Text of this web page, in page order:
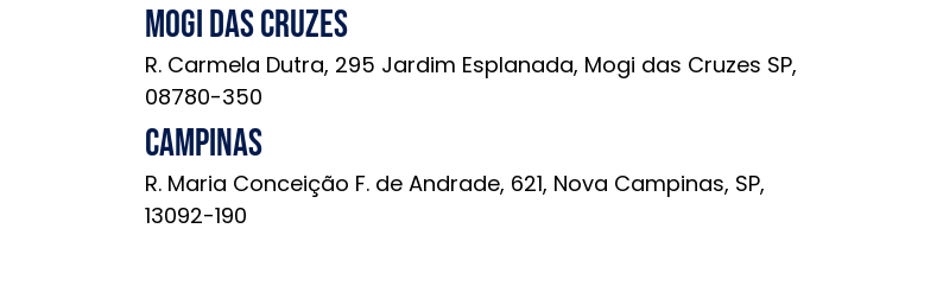
Mogi das Cruzes
R. Carmela Dutra, 295 Jardim Esplanada, Mogi das Cruzes SP,
08780-350
Campinas
R. Maria Conceição F. de Andrade, 621, Nova Campinas, SP,
13092-190